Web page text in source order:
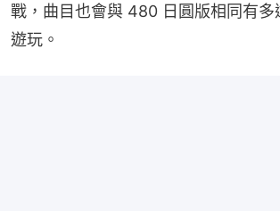
戰，曲目也會與 480 日圓版相同有多
遊玩。